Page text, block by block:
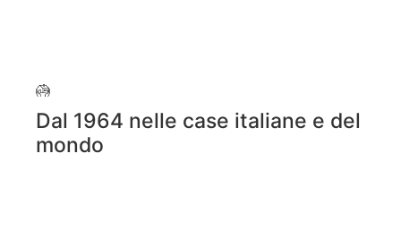
Dal 1964 nelle case italiane e del
mondo